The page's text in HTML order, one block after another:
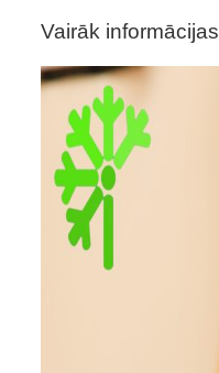
Vairāk informācijas